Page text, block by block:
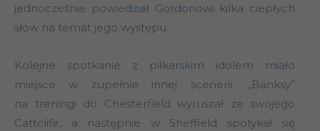
jednocześnie powiedział Gordonowi kilka ciepłych
słów na temat jego występu.
Kolejne spotkanie z piłkarskim idolem miało
miejsce w zupełnie innej scenerii. „Banksy”
na treningi do Chesterfield wyruszał ze swojego
Cattclife, a następnie w Sheffield spotykał się